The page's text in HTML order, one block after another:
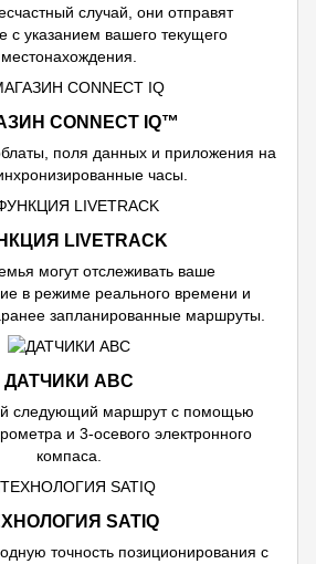
случай, они отправят
с указанием вашего текущего
местонахождения.
CONNECT IQ™
поля данных и приложения на
часы.
LIVETRACK
могут отслеживать ваше
в режиме реального времени и
запланированные маршруты.
ДАТЧИКИ ABC
следующий маршрут с помощью
и 3-осевого электронного
компаса.
SATIQ
точность позиционирования с